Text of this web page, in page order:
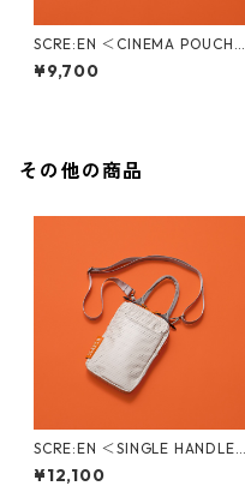
SCRE:EN ＜CINEMA POUCH /
SCOPE＞
¥9,700
その他の商品
SCRE:EN ＜SINGLE HANDLE
BAG＞
¥12,100